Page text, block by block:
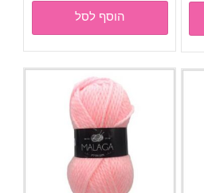
הוסף לסל